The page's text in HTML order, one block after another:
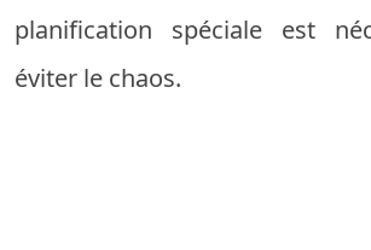
planification spéciale est
éviter le chaos.